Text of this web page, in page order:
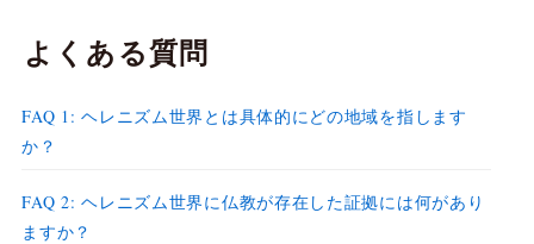
よくある質問
FAQ 1: ヘレニズム世界とは具体的にどの地域を指します
か？
FAQ 2: ヘレニズム世界に仏教が存在した証拠には何があり
ますか？